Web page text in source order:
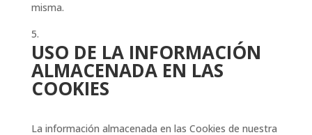
misma.
USO DE LA INFORMACIÓN
ALMACENADA EN LAS
COOKIES
La información almacenada en las Cookies de nuestra